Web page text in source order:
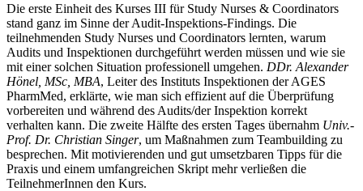
Die erste Einheit des Kurses III für Study Nurses & Coordinators
stand ganz im Sinne der Audit-Inspektions-Findings. Die
teilnehmenden Study Nurses und Coordinators lernten, warum
Audits und Inspektionen durchgeführt werden müssen und wie sie
mit einer solchen Situation professionell umgehen. DDr. Alexander
Hönel, MSc, MBA, Leiter des Instituts Inspektionen der AGES
PharmMed, erklärte, wie man sich effizient auf die Überprüfung
vorbereiten und während des Audits/der Inspektion korrekt
verhalten kann. Die zweite Hälfte des ersten Tages übernahm Univ.-
Prof. Dr. Christian Singer, um Maßnahmen zum Teambuilding zu
besprechen. Mit motivierenden und gut umsetzbaren Tipps für die
Praxis und einem umfangreichen Skript mehr verließen die
TeilnehmerInnen den Kurs.